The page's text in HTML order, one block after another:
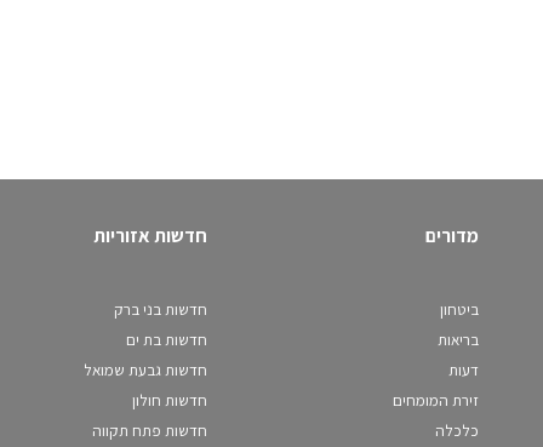
מדורים
ביטחון
בריאות
דעות
זירת המומחים
כלכלה
חדשות אזוריות
חדשות בני ברק
חדשות בת ים
חדשות גבעת שמואל
חדשות חולון
חדשות פתח תקווה